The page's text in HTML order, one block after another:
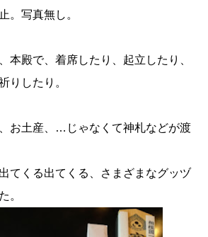
。写真無し。
本殿で、着席したり、起立したり、
りしたり。
お土産、…じゃなくて神札などが渡
てくる出てくる、さまざまなグッヅ
。